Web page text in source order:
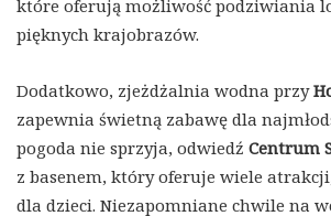
które oferują możliwość podziwiania
pięknych krajobrazów.
Dodatkowo, zjeżdżalnia wodna przy
zapewnia świetną zabawę dla
pogoda nie sprzyja, odwiedź Centrum
z basenem, który oferuje wiele
dla dzieci. Niezapomniane chwile na